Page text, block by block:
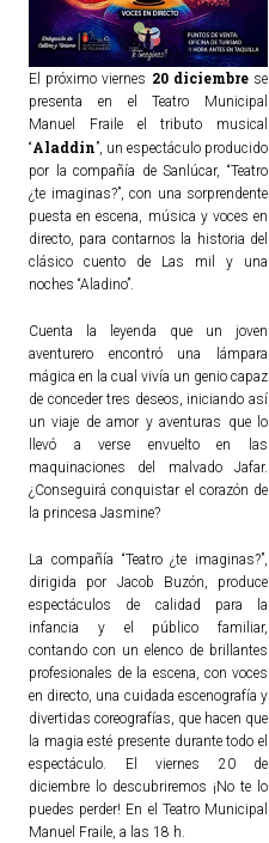
El próximo viernes 20 diciembrese
presenta en el Teatro Municipal
Manuel Fraile el tributo musical
“Aladdin”, un espectáculo producido
por la compañía de Sanlúcar, “Teatro
¿te imaginas?”, con una sorprendente
puesta en escena, música y voces en
directo, para contarnos la historia del
clásico cuento de Las mil y una
noches “Aladino”.
Cuenta la leyenda que un joven
aventurero encontró una lámpara
mágica en la cual vivía un genio capaz
de conceder tres deseos, iniciando así
un viaje de amor y aventuras que lo
llevó a verse envuelto en las
maquinaciones del malvado Jafar.
¿Conseguirá conquistar el corazón de
la princesa Jasmine?
La compañía “Teatro ¿te imaginas?”,
dirigida por Jacob Buzón, produce
espectáculos de calidad para la
infancia y el público familiar,
contando con un elenco de brillantes
profesionales de la escena, con voces
en directo, una cuidada escenografía y
divertidas coreografías, que hacen que
la magia esté presente durante todo el
espectáculo. El viernes 20 de
diciembre lo descubriremos ¡No te lo
puedes perder! En el Teatro Municipal
Manuel Fraile, a las 18 h.